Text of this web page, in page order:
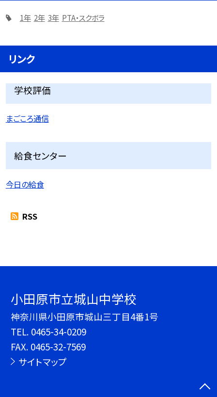
1年 2年 3年 PTA・スクボラ
リンク
学校評価
まごころ通信
給食センター
今日の給食
RSS
小田原市立城山中学校
神奈川県小田原市城山三丁目4番1号
TEL. 0465-34-0209
FAX. 0465-32-7569
サイトマップ